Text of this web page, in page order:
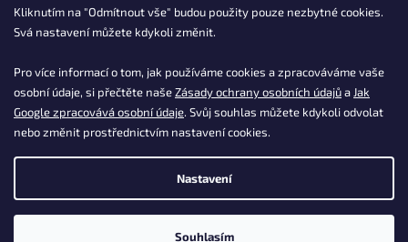
Kliknutím na "Odmítnout vše" budou použity pouze nezbytné cookies.
Svá nastavení můžete kdykoli změnit.
Pro více informací o tom, jak používáme cookies a zpracováváme vaše
osobní údaje, si přečtěte našeZásady ochrany osobních údajůa Jak
Google zpracovává osobní údaje. Svůj souhlas můžete kdykoli odvolat
nebo změnit prostřednictvím nastavení cookies.
Nastavení
Souhlasím